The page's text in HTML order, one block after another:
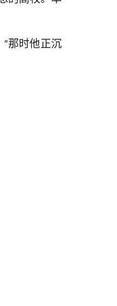
那时他正沉